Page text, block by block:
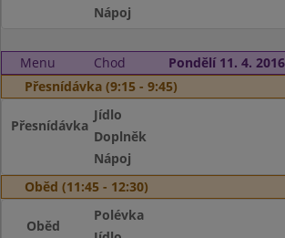
Nápoj
Menu Chod
Pondělí 11. 4. 2016
Přesnídávka (9:15 - 9:45)
Přesnídávka
Jídlo
Doplněk
Nápoj
Oběd (11:45 - 12:30)
Oběd
Polévka